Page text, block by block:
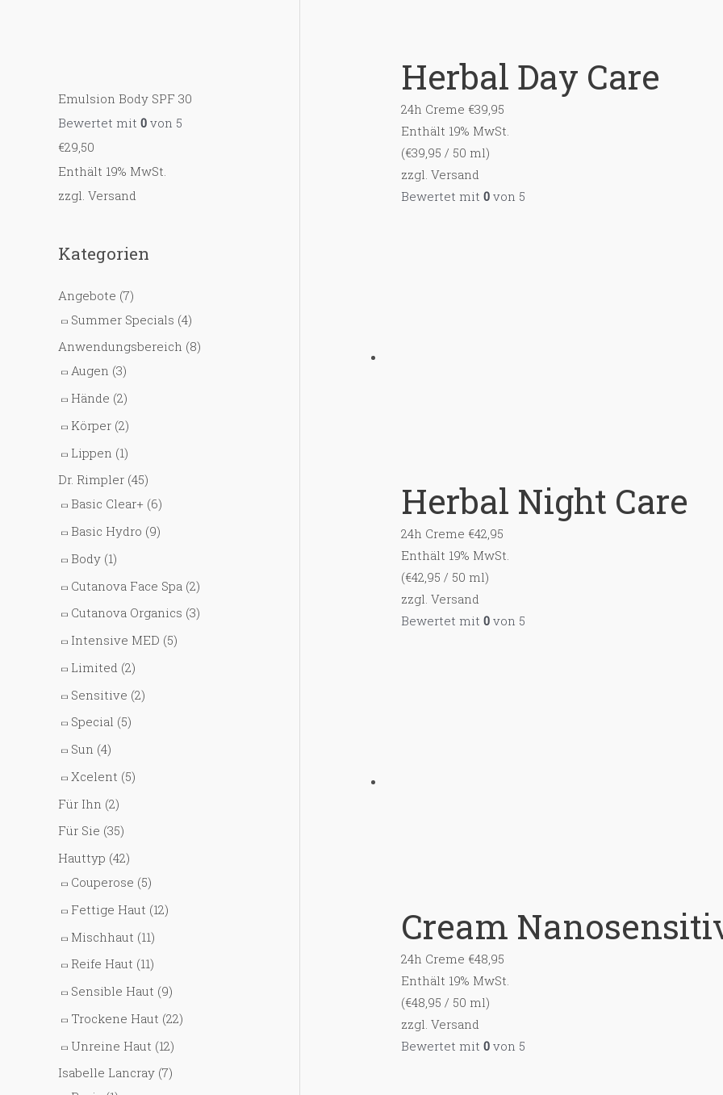
Emulsion Body SPF 30
Bewertet mit 0 von 5
€29,50
Enthält 19% MwSt.
zzgl. Versand
Kategorien
Angebote (7)
Summer Specials (4)
Anwendungsbereich (8)
Augen (3)
Hände (2)
Körper (2)
Lippen (1)
Dr. Rimpler (45)
Basic Clear+ (6)
Basic Hydro (9)
Body (1)
Cutanova Face Spa (2)
Cutanova Organics (3)
Intensive MED (5)
Limited (2)
Sensitive (2)
Special (5)
Sun (4)
Xcelent (5)
Für Ihn (2)
Für Sie (35)
Hauttyp (42)
Couperose (5)
Fettige Haut (12)
Mischhaut (11)
Reife Haut (11)
Sensible Haut (9)
Trockene Haut (22)
Unreine Haut (12)
Isabelle Lancray (7)
Herbal Day Care
24h Creme €39,95
Enthält 19% MwSt.
(€39,95 / 50 ml)
zzgl. Versand
Bewertet mit 0 von 5
Herbal Night Care
24h Creme €42,95
Enthält 19% MwSt.
(€42,95 / 50 ml)
zzgl. Versand
Bewertet mit 0 von 5
Cream
24h Creme €48,95
Enthält 19% MwSt.
(€48,95 / 50 ml)
zzgl. Versand
Bewertet mit 0 von 5